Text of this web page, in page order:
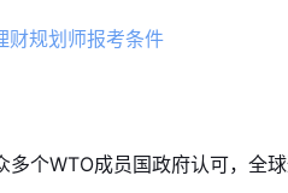
财规划师报考条件
多个WTO成员国政府认可，全